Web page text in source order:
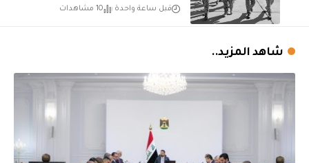
قبل ساعة واحدة 10 مشاهدات
شاهد المزيد..